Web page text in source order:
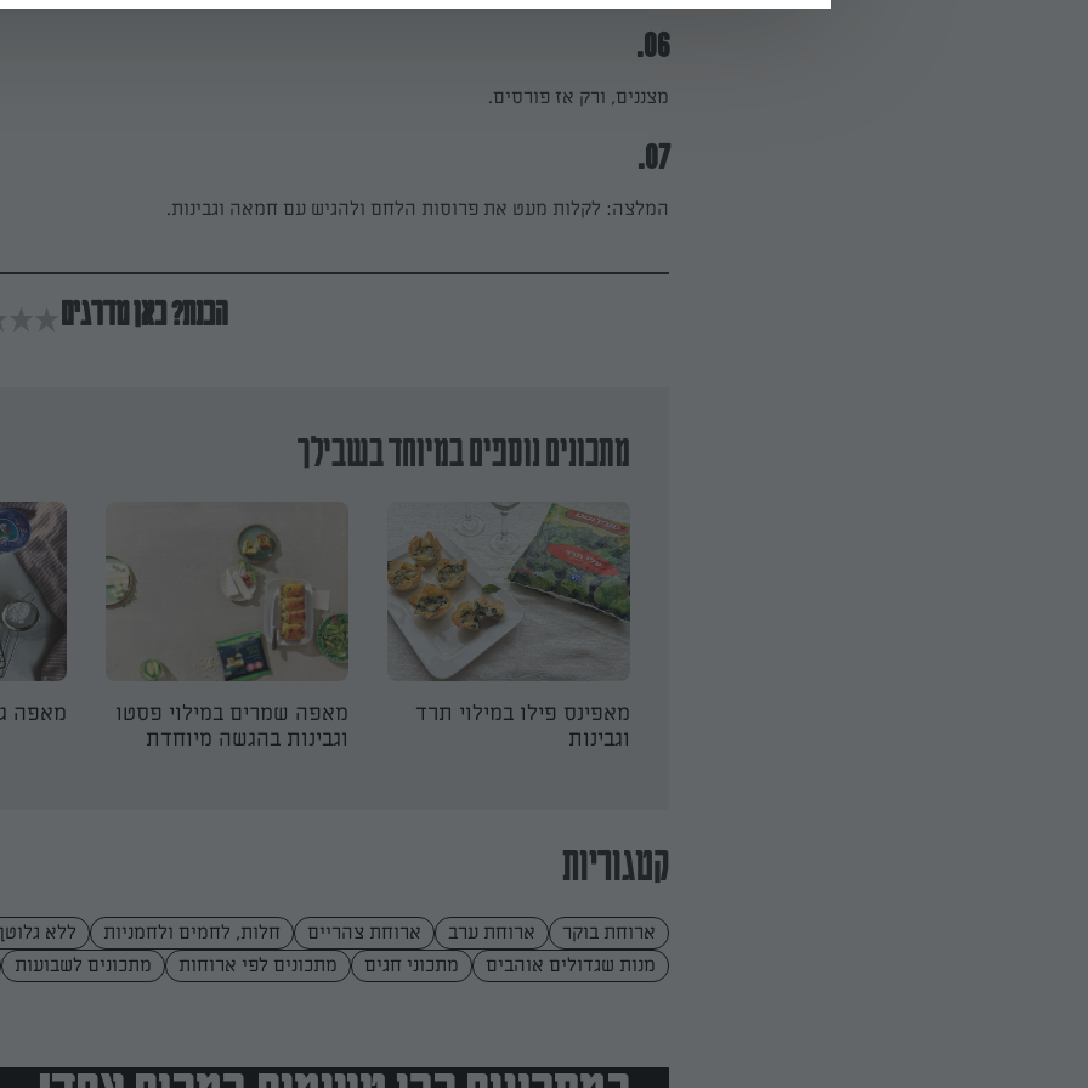
06.
מצננים, ורק אז פורסים.
07.
המלצה: לקלות מעט את פרוסות הלחם ולהגיש עם חמאה וגבינות.
הכנת? כאן מדרגים
מתכונים נוספים במיוחד בשבילך
מאפינס פילו במילוי תרד
וגבינות
מאפה שמרים במילוי פסטו
וגבינות בהגשה מיוחדת
מאפה
קטגוריות
ארוחת בוקר ארוחת ערב ארוחת צהריים חלות, לחמים ולחמניות
ללא גלוטן
מנות שגדולים אוהבים
מתכוני חגים מתכונים לפי ארוחות מתכונים לשבועות